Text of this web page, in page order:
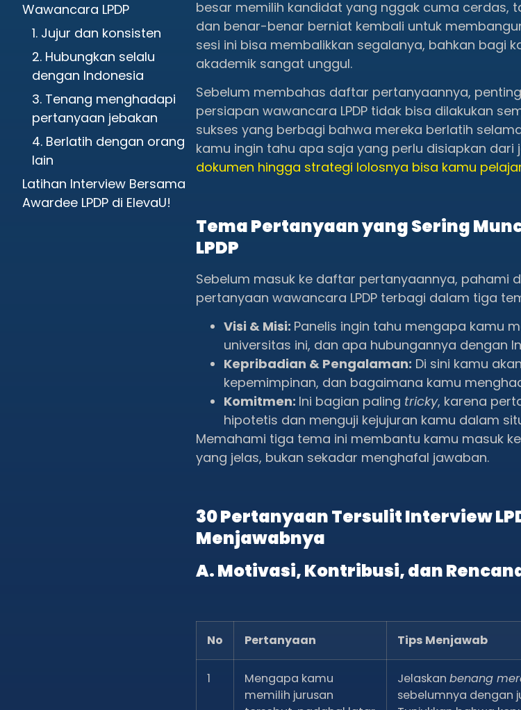
Wawancara LPDP
1. Jujur dan konsisten
2. Hubungkan selalu
dengan Indonesia
3. Tenang menghadapi
pertanyaan jebakan
4. Berlatih dengan orang
lain
Latihan Interview Bersama
Awardee LPDP di ElevaU!
besar memilih kandidat yang nggak cuma cerdas,
dan benar-benar berniat kembali untuk
sesi ini bisa membalikkan segalanya, bahkan bagi
akademik sangat unggul.
Sebelum membahas daftar pertanyaannya,
persiapan wawancara LPDP tidak bisa dilakukan
sukses yang berbagi bahwa mereka berlatih
kamu ingin tahu apa saja yang perlu disiapkan dari
dokumen hingga strategi lolosnya bisa kamu
Tema Pertanyaan yang Sering
LPDP
Sebelum masuk ke daftar pertanyaannya, pahami
pertanyaan wawancara LPDP terbagi dalam tiga
Visi & Misi: Panelis ingin tahu mengapa kamu
universitas ini, dan apa hubungannya dengan
Kepribadian & Pengalaman: Di sini kamu
kepemimpinan, dan bagaimana kamu
Komitmen: Ini bagian paling tricky, karena
hipotetis dan menguji kejujuran kamu dalam
Memahami tiga tema ini membantu kamu masuk
yang jelas, bukan sekadar menghafal jawaban.
30 Pertanyaan Tersulit Interview
Menjawabnya
A. Motivasi, Kontribusi, dan
No Pertanyaan Tips Menjawab
1
Mengapa kamu
memilih jurusan
Jelaskan benang
sebelumnya dengan